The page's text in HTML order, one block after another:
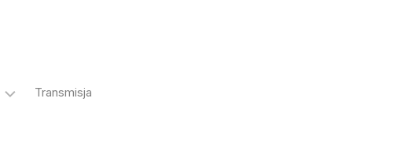
Transmisja